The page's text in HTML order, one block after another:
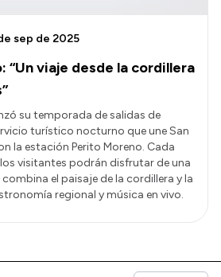
“Un viaje desde la cordillera
sep de 2025
su temporada de salidas de
turístico nocturno que une San
la estación Perito Moreno. Cada
visitantes podrán disfrutar de una
el paisaje de la cordillera y la
regional y música en vivo.